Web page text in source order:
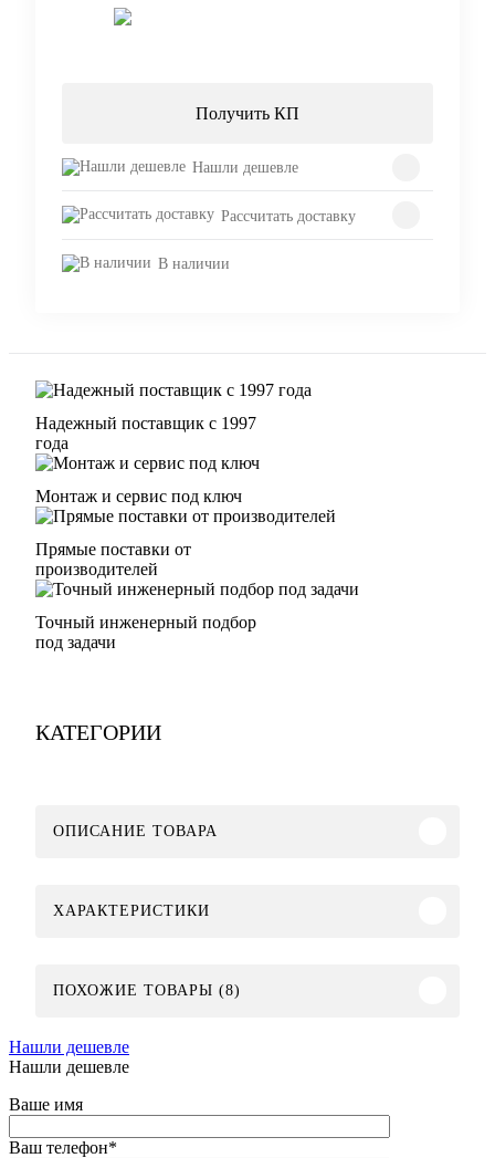
Получить КП
Нашли дешевле
Рассчитать доставку
В наличии
Надежный поставщик с 1997
года
Монтаж и сервис под ключ
Прямые поставки от
производителей
Точный инженерный подбор
под задачи
КАТЕГОРИИ
ОПИСАНИЕ ТОВАРА
ХАРАКТЕРИСТИКИ
ПОХОЖИЕ ТОВАРЫ (8)
Нашли дешевле
Нашли дешевле
Ваше имя
Ваш телефон*